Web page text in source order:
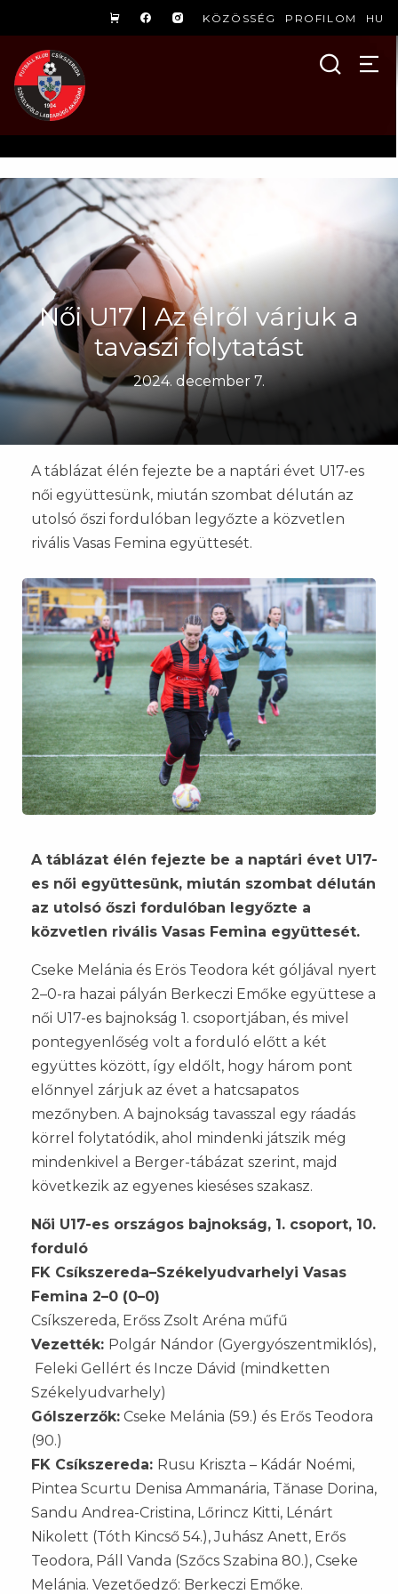
KÖZÖSSÉG PROFILOM HU
Női U17 | Az élről várjuk a
tavaszi folytatást
2024. december 7.
A táblázat élén fejezte be a naptári évet U17-es
női együttesünk, miután szombat délután az
utolsó őszi fordulóban legyőzte a közvetlen
rivális Vasas Femina együttesét.
A táblázat élén fejezte be a naptári évet U17-
es női együttesünk, miután szombat délután
az utolsó őszi fordulóban legyőzte a
közvetlen rivális Vasas Femina együttesét.
Cseke Melánia és Erös Teodora két góljával nyert
2–0-ra hazai pályán Berkeczi Emőke együttese a
női U17-es bajnokság 1. csoportjában, és mivel
pontegyenlőség volt a forduló előtt a két
együttes között, így eldőlt, hogy három pont
előnnyel zárjuk az évet a hatcsapatos
mezőnyben. A bajnokság tavasszal egy ráadás
körrel folytatódik, ahol mindenki játszik még
mindenkivel a Berger-tábázat szerint, majd
következik az egyenes kieséses szakasz.
Női U17-es országos bajnokság, 1. csoport, 10.
forduló
FK Csíkszereda–Székelyudvarhelyi Vasas
Femina 2–0 (0–0)
Csíkszereda, Erőss Zsolt Aréna műfű
Vezették: Polgár Nándor (Gyergyószentmiklós),
Feleki Gellért és Incze Dávid (mindketten
Székelyudvarhely)
Gólszerzők: Cseke Melánia (59.) és Erős Teodora
(90.)
FK Csíkszereda: Rusu Kriszta – Kádár Noémi,
Pintea Scurtu Denisa Ammanária, Tănase Dorina,
Sandu Andrea-Cristina, Lőrincz Kitti, Lénárt
Nikolett (Tóth Kincső 54.), Juhász Anett, Erős
Teodora, Páll Vanda (Szőcs Szabina 80.), Cseke
Melánia. Vezetőedző: Berkeczi Emőke.